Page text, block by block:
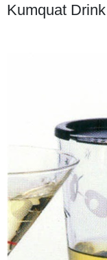
Kumquat Drink